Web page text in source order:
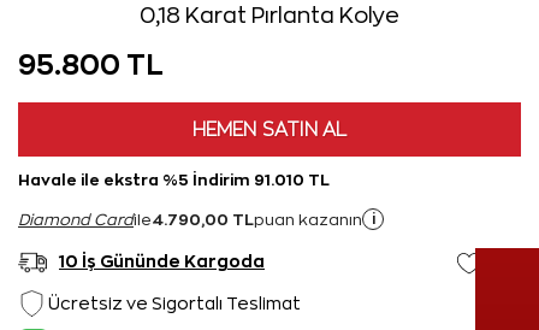
0,18 Karat Pırlanta Kolye
95.800 TL
HEMEN SATIN AL
Havale ile ekstra %5 İndirim 91.010 TL
Diamond Cardile4.790,00 TL puan kazanın i
10 İş Gününde Kargoda
Ücretsiz ve Sigortalı Teslimat